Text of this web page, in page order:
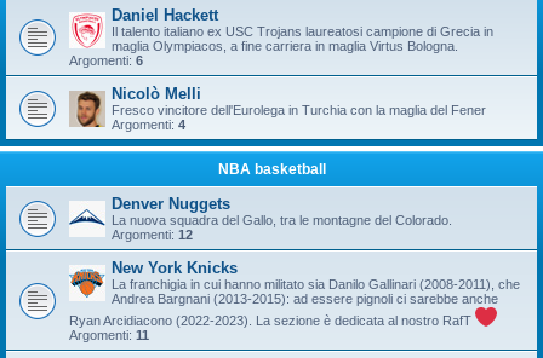
Daniel Hackett
Il talento italiano ex USC Trojans laureatosi campione di Grecia in
maglia Olympiacos, a fine carriera in maglia Virtus Bologna.
Argomenti: 6
Nicolò Melli
Fresco vincitore dell'Eurolega in Turchia con la maglia del Fener
Argomenti: 4
NBA basketball
Denver Nuggets
La nuova squadra del Gallo, tra le montagne del Colorado.
Argomenti: 12
New York Knicks
La franchigia in cui hanno militato sia Danilo Gallinari (2008-2011), che
Andrea Bargnani (2013-2015): ad essere pignoli ci sarebbe anche
Ryan Arcidiacono (2022-2023). La sezione è dedicata al nostro RafT
Argomenti: 11